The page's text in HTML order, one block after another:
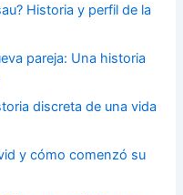
Historia y perfil de la
pareja: Una historia
discreta de una vida
y cómo comenzó su